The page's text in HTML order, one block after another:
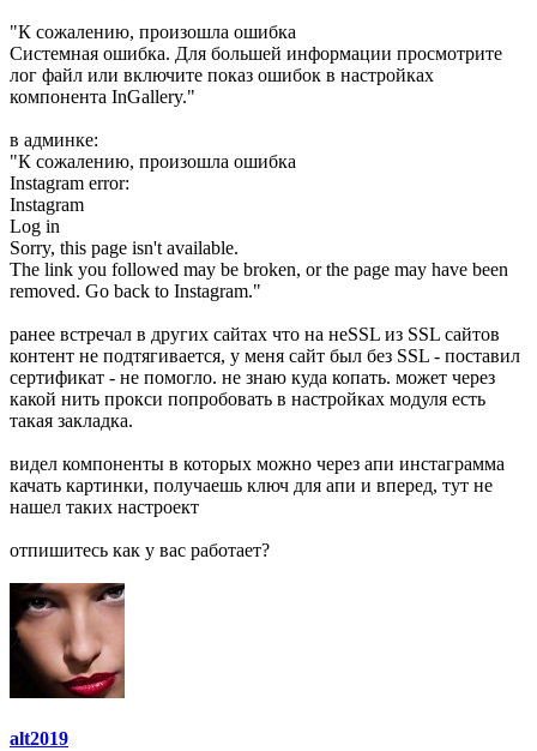
"К сожалению, произошла ошибка
Системная ошибка. Для большей информации просмотрите
лог файл или включите показ ошибок в настройках
компонента InGallery."
в админке:
"К сожалению, произошла ошибка
Instagram error:
Instagram
Log in
Sorry, this page isn't available.
The link you followed may be broken, or the page may have been
removed. Go back to Instagram."
ранее встречал в других сайтах что на неSSL из SSL сайтов
контент не подтягивается, у меня сайт был без SSL - поставил
сертификат - не помогло. не знаю куда копать. может через
какой нить прокси попробовать в настройках модуля есть
такая закладка.
видел компоненты в которых можно через апи инстаграмма
качать картинки, получаешь ключ для апи и вперед, тут не
нашел таких настроект
отпишитесь как у вас работает?
alt2019